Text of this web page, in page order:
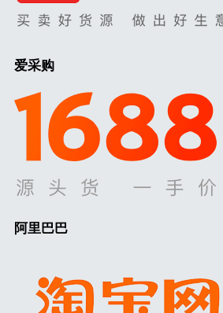
爱采购
阿里巴巴